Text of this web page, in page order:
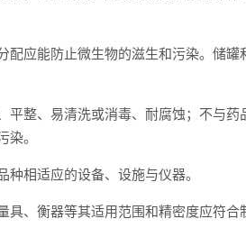
应能防止微生物的滋生和污染。储罐
整、易清洗或消毒、耐腐蚀；不与药
。
相适应的设备、设施与仪器。
、衡器等其适用范围和精密度应符合